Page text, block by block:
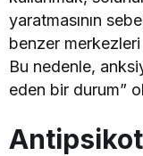
yaratmasının
benzer
Bu nedenle,
eden bir durum”